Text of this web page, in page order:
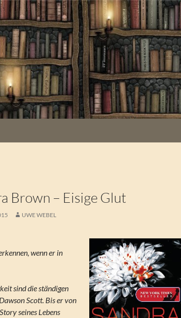
Brown – Eisige Glut
UWE WEBEL
wenn er in
sind die ständigen
Scott. Bis er von
seines Lebens